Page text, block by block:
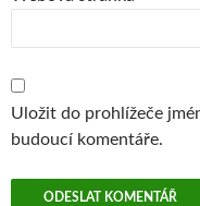
Uložit do prohlížeče
budoucí komentáře.